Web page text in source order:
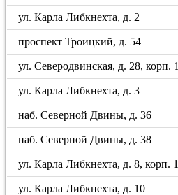
ул. Карла Либкнехта, д. 2
проспект Троицкий, д. 54
ул. Северодвинская, д. 28, корп. 1
ул. Карла Либкнехта, д. 3
наб. Северной Двины, д. 36
наб. Северной Двины, д. 38
ул. Карла Либкнехта, д. 8, корп. 1
ул. Карла Либкнехта, д. 10